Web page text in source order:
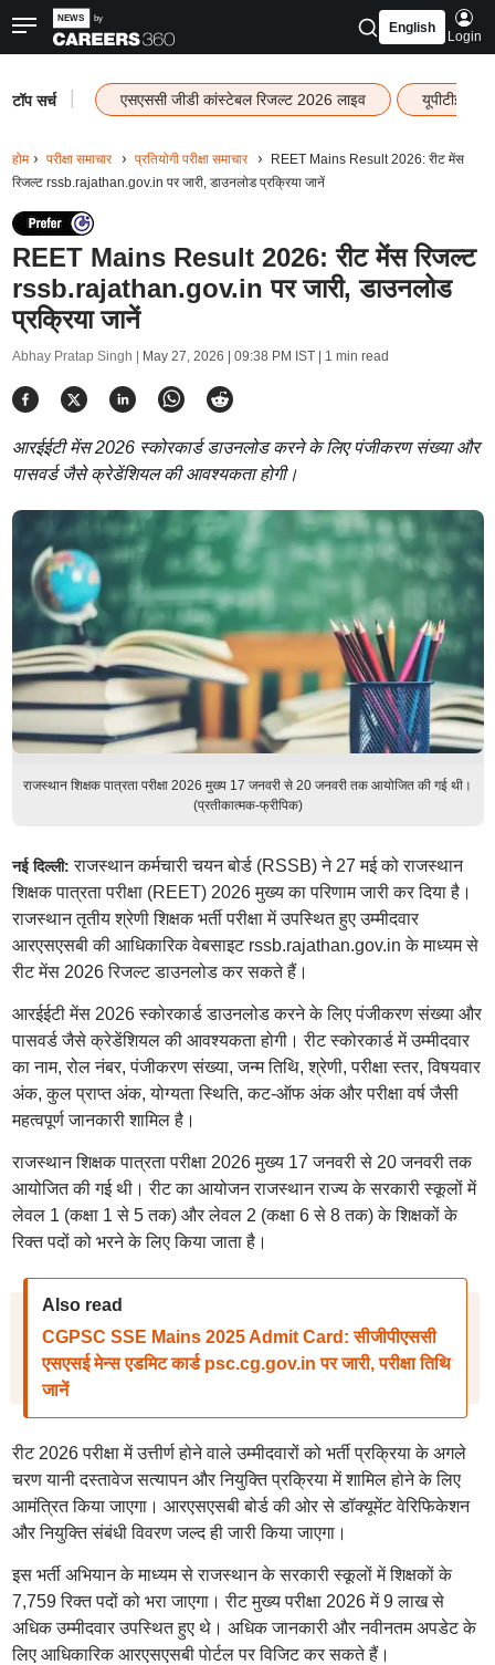
English
Login
टॉप सर्च एसएससी जीडी कांस्टेबल रिजल्ट 2026 लाइव यूपीटीईटी
होम परीक्षा समाचार प्रतियोगी परीक्षा समाचार
REET Mains Result 2026: रीट मेंस
रिजल्ट rssb.rajathan.gov.in पर जारी, डाउनलोड प्रक्रिया जानें
REET Mains Result 2026: रीट मेंस रिजल्ट
rssb.rajathan.gov.in पर जारी, डाउनलोड
प्रक्रिया जानें
Abhay Pratap Singh | May 27, 2026 | 09:38 PM IST| 1 min read
आरईईटी मेंस 2026 स्कोरकार्ड डाउनलोड करने के लिए पंजीकरण संख्या और
पासवर्ड जैसे क्रेडेंशियल की आवश्यकता होगी।
राजस्थान शिक्षक पात्रता परीक्षा 2026 मुख्य 17 जनवरी से 20 जनवरी तक आयोजित की गई थी।
(प्रतीकात्मक-फ्रीपिक)
नई दिल्ली:राजस्थान कर्मचारी चयन बोर्ड (RSSB) ने 27 मई को राजस्थान
शिक्षक पात्रता परीक्षा (REET) 2026 मुख्य का परिणाम जारी कर दिया है।
राजस्थान तृतीय श्रेणी शिक्षक भर्ती परीक्षा में उपस्थित हुए उम्मीदवार
आरएसएसबी की आधिकारिक वेबसाइट rssb.rajathan.gov.in के माध्यम से
रीट मेंस 2026 रिजल्ट डाउनलोड कर सकते हैं।
आरईईटी मेंस 2026 स्कोरकार्ड डाउनलोड करने के लिए पंजीकरण संख्या और
पासवर्ड जैसे क्रेडेंशियल की आवश्यकता होगी। रीट स्कोरकार्ड में उम्मीदवार
का नाम, रोल नंबर, पंजीकरण संख्या, जन्म तिथि, श्रेणी, परीक्षा स्तर, विषयवार
अंक, कुल प्राप्त अंक, योग्यता स्थिति, कट-ऑफ अंक और परीक्षा वर्ष जैसी
महत्वपूर्ण जानकारी शामिल है।
राजस्थान शिक्षक पात्रता परीक्षा 2026 मुख्य 17 जनवरी से 20 जनवरी तक
आयोजित की गई थी। रीट का आयोजन राजस्थान राज्य के सरकारी स्कूलों में
लेवल 1 (कक्षा 1 से 5 तक) और लेवल 2 (कक्षा 6 से 8 तक) के शिक्षकों के
रिक्त पदों को भरने के लिए किया जाता है।
Also read
CGPSC SSE Mains 2025 Admit Card: सीजीपीएससी
एसएसई मेन्स एडमिट कार्ड psc.cg.gov.in पर जारी, परीक्षा तिथि
जानें
रीट 2026 परीक्षा में उत्तीर्ण होने वाले उम्मीदवारों को भर्ती प्रक्रिया के अगले
चरण यानी दस्तावेज सत्यापन और नियुक्ति प्रक्रिया में शामिल होने के लिए
आमंत्रित किया जाएगा। आरएसएसबी बोर्ड की ओर से डॉक्यूमेंट वेरिफिकेशन
और नियुक्ति संबंधी विवरण जल्द ही जारी किया जाएगा।
इस भर्ती अभियान के माध्यम से राजस्थान के सरकारी स्कूलों में शिक्षकों के
7,759 रिक्त पदों को भरा जाएगा। रीट मुख्य परीक्षा 2026 में 9 लाख से
अधिक उम्मीदवार उपस्थित हुए थे। अधिक जानकारी और नवीनतम अपडेट के
लिए आधिकारिक आरएसएसबी पोर्टल पर विजिट कर सकते हैं।